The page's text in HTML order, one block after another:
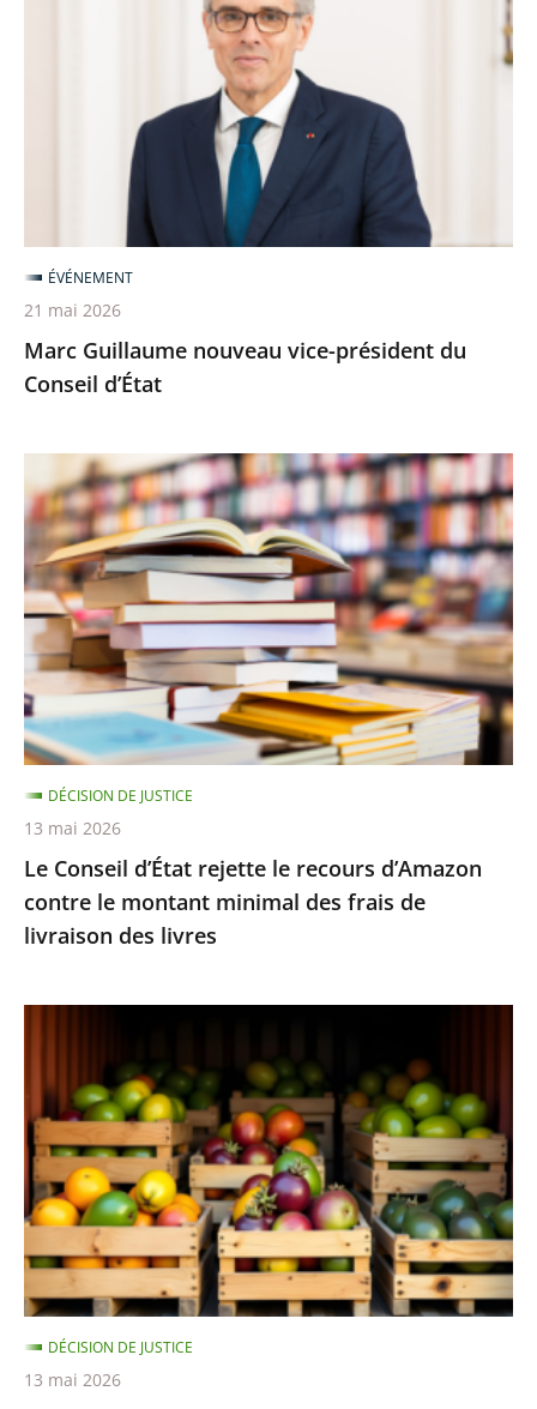
Marc Guillaume nouveau vice-président du
Conseil d’État
ÉVÉNEMENT
21 mai 2026
Conseil
d’État
rejette
le
recours
d’Amazon
contre
le
montant
minimal
des
frais
de
livraison
livres
Le Conseil d’État rejette le recours d’Amazon
contre le montant minimal des frais de
livraison des livres
DÉCISION DE JUSTICE
13 mai 2026
légumes
provenant
de
pays
hors
UE
contenant
des
résidus
DÉCISION DE JUSTICE
13 mai 2026